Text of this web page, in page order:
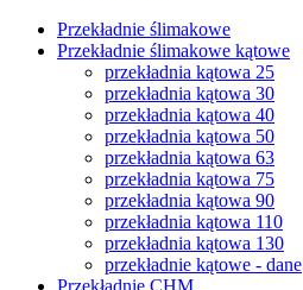
Przekładnie ślimakowe
Przekładnie ślimakowe kątowe
przekładnia kątowa 25
przekładnia kątowa 30
przekładnia kątowa 40
przekładnia kątowa 50
przekładnia kątowa 63
przekładnia kątowa 75
przekładnia kątowa 90
przekładnia kątowa 110
przekładnia kątowa 130
przekładnie kątowe - dane
Przekładnie CHM